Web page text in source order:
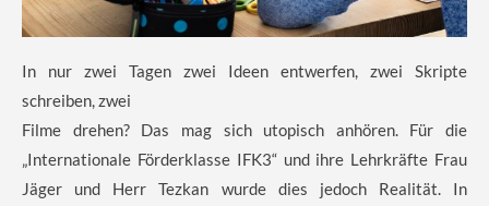
In nur zwei Tagen zwei Ideen entwerfen, zwei Skripte
schreiben, zwei
Filme drehen? Das mag sich utopisch anhören. Für die
„Internationale Förderklasse IFK3“ und ihre Lehrkräfte Frau
Jäger und Herr Tezkan wurde dies jedoch Realität. In